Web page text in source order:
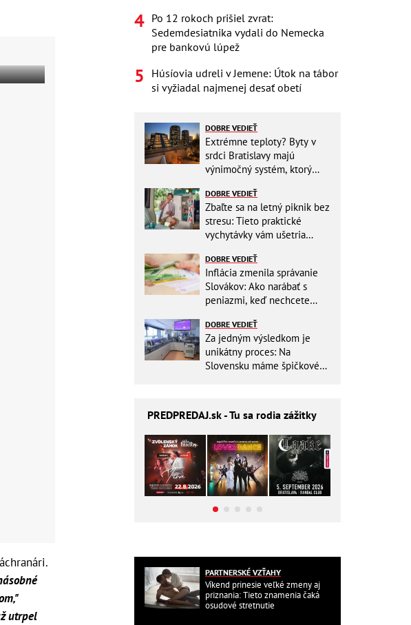
utrpel
Po 12 rokoch prišiel zvrat:
Sedemdesiatnika vydali do Nemecka
pre bankovú lúpež
Húsíovia udreli v Jemene: Útok na tábor
si vyžiadal najmenej desať obetí
DOBRE VEDIEŤ
Extrémne teploty? Byty v
srdci Bratislavy majú
výnimočný systém, ktorý
DOBRE VEDIEŤ
Zbaľte sa na letný piknik bez
stresu: Tieto praktické
vychytávky vám ušetria
DOBRE VEDIEŤ
Inflácia zmenila správanie
Slovákov: Ako narábať s
peniazmi, keď nechcete
DOBRE VEDIEŤ
Za jedným výsledkom je
unikátny proces: Na
Slovensku máme špičkové
PREDPREDAJ.sk - Tu sa rodia zážitky
PARTNERSKÉ VZŤAHY
Víkend prinesie veľké zmeny aj
priznania: Tieto znamenia čaká
osudové stretnutie